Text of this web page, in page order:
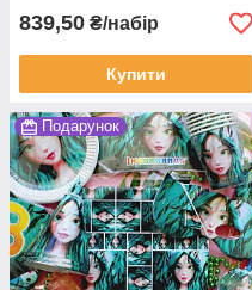
839,50 ₴/набір
Купити
Подарунок